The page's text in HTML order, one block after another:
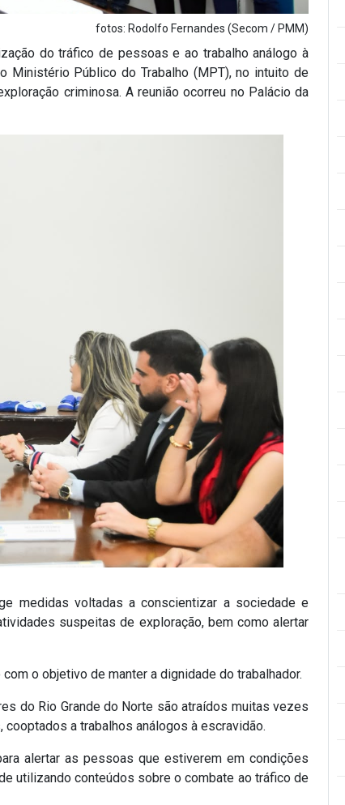
fotos: Rodolfo Fernandes (Secom / PMM)
do tráfico de pessoas e ao trabalho análogo à
Ministério Público do Trabalho (MPT), no intuito de
criminosa. A reunião ocorreu no Palácio da
medidas voltadas a conscientizar a sociedade e
suspeitas de exploração, bem como alertar
o objetivo de manter a dignidade do trabalhador.
do Rio Grande do Norte são atraídos muitas vezes
a trabalhos análogos à escravidão.
alertar as pessoas que estiverem em condições
utilizando conteúdos sobre o combate ao tráfico de